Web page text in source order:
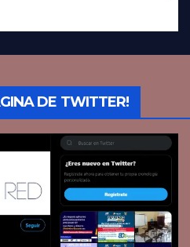
DE TWITTER!